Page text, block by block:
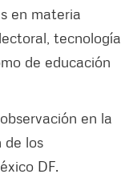
en materia
tecnología
de educación
en la
de los
DF.